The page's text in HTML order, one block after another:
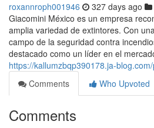
roxannroph001946 327 days ago
Giacomini México es un empresa
amplia variedad de extintores. Con
campo de la seguridad contra
destacado como un líder en el
https://kallumzbqp390178.ja-
Comments
Who Upvoted
Comments